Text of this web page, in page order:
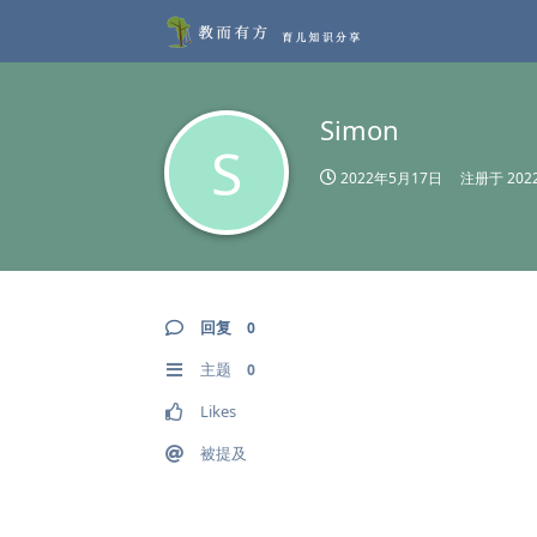
S
Simon
2022年5月17日 注册于
回复 0
主题 0
Likes
被提及